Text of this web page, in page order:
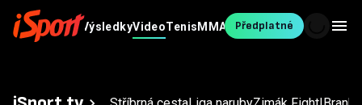
Fotbal MS v
VýsledkyVideoTenisMMA OstatníBlesk
Sport
Předplatné